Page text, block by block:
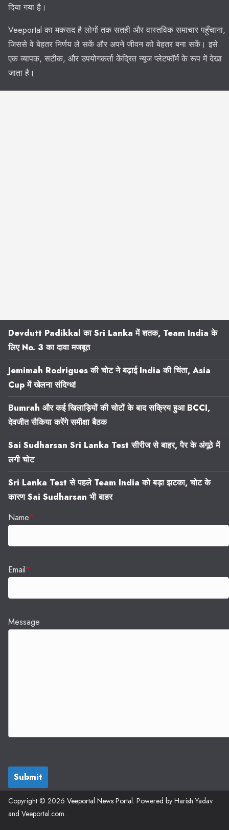
दिया गया है।
Veeportal का मकसद है लोगों तक सतही और वास्तविक समाचार पहुँचाना,
जिससे वे बेहतर निर्णय ले सकें और अपने जीवन को बेहतर बना सकें। इसे
एक व्यापक, सटीक, और उपयोगकर्ता केंद्रित न्यूज प्लेटफॉर्म के रूप में देखा
जाता है।
Devdutt Padikkal का Sri Lanka में शतक, Team India के
लिए No. 3 का दावा मजबूत
Jemimah Rodrigues की चोट ने बढ़ाई India की चिंता, Asia
Cup में खेलना संदिग्ध!
Bumrah और कई खिलाड़ियों की चोटों के बाद सक्रिय हुआ BCCI,
देवजीत सैकिया करेंगे समीक्षा बैठक
Sai Sudharsan Sri Lanka Test सीरीज से बाहर, पैर के अंगूठे में
लगी चोट
Sri Lanka Test से पहले Team India को बड़ा झटका, चोट के
कारण Sai Sudharsan भी बाहर
Name*
Email*
Message
Submit
Copyright © 2026 Veeportal News Portal. Powered by Harish Yadav
and Veeportal.com.